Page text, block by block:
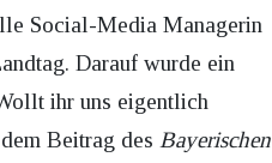
Social-Media Managerin
Darauf wurde ein
ihr uns eigentlich
Beitrag des Bayerischen